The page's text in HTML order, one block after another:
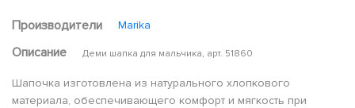
Производители Marika
Описание Деми шапка для мальчика, арт. 51860
Шапочка изготовлена из натурального хлопкового
материала, обеспечивающего комфорт и мягкость при